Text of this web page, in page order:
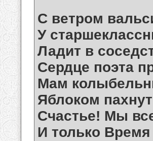
С ветром
У
Ладит в
Сердце поэта
Мам
Яблоком
Счастье! Мы
И только Время